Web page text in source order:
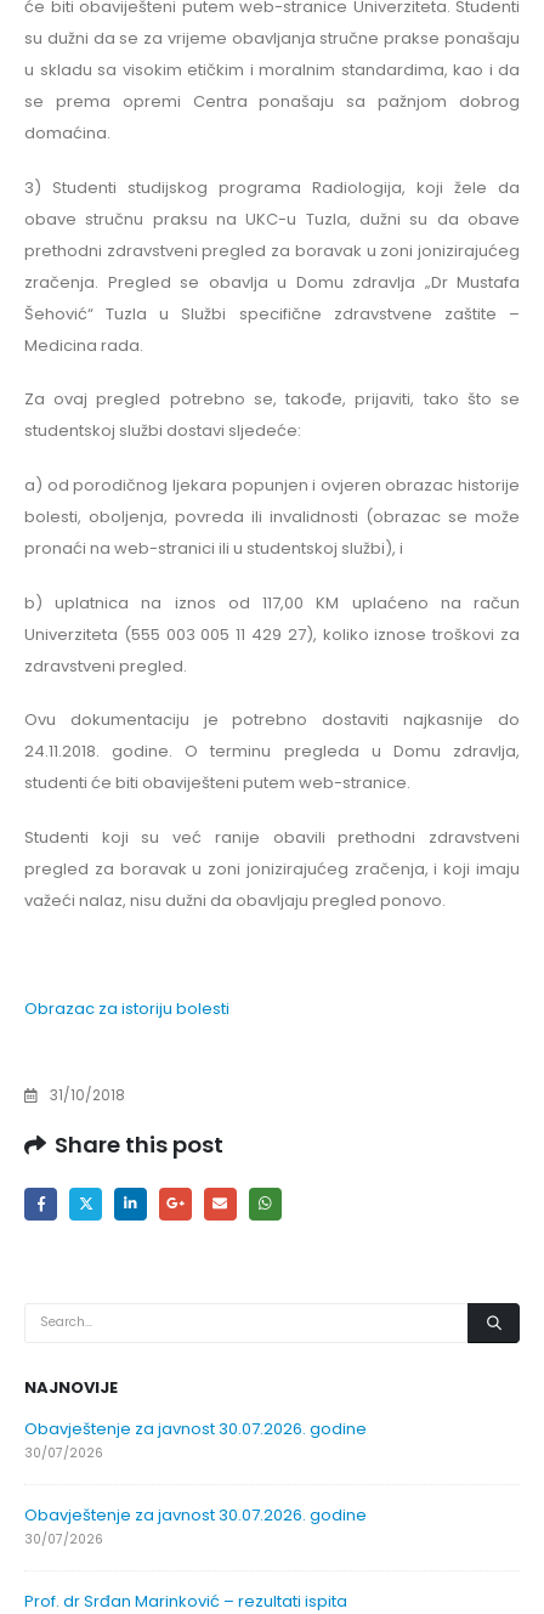
će biti obaviješteni putem web-stranice Univerziteta. Studenti
su dužni da se za vrijeme obavljanja stručne prakse ponašaju
u skladu sa visokim etičkim i moralnim standardima, kao i da
se prema opremi Centra ponašaju sa pažnjom dobrog
domaćina.
3) Studenti studijskog programa Radiologija, koji žele da
obave stručnu praksu na UKC-u Tuzla, dužni su da obave
prethodni zdravstveni pregled za boravak u zoni jonizirajućeg
zračenja. Pregled se obavlja u Domu zdravlja „Dr Mustafa
Šehović“ Tuzla u Službi specifične zdravstvene zaštite –
Medicina rada.
Za ovaj pregled potrebno se, takođe, prijaviti, tako što se
studentskoj službi dostavi sljedeće:
a) od porodičnog ljekara popunjen i ovjeren obrazac historije
bolesti, oboljenja, povreda ili invalidnosti (obrazac se može
pronaći na web-stranici ili u studentskoj službi), i
b) uplatnica na iznos od 117,00 KM uplaćeno na račun
Univerziteta (555 003 005 11 429 27), koliko iznose troškovi za
zdravstveni pregled.
Ovu dokumentaciju je potrebno dostaviti najkasnije do
24.11.2018. godine. O terminu pregleda u Domu zdravlja,
studenti će biti obaviješteni putem web-stranice.
Studenti koji su već ranije obavili prethodni zdravstveni
pregled za boravak u zoni jonizirajućeg zračenja, i koji imaju
važeći nalaz, nisu dužni da obavljaju pregled ponovo.
Obrazac za istoriju bolesti
31/10/2018
Share this post
NAJNOVIJE
Obavještenje za javnost 30.07.2026. godine
30/07/2026
Obavještenje za javnost 30.07.2026. godine
30/07/2026
Prof. dr Srđan Marinković – rezultati ispita